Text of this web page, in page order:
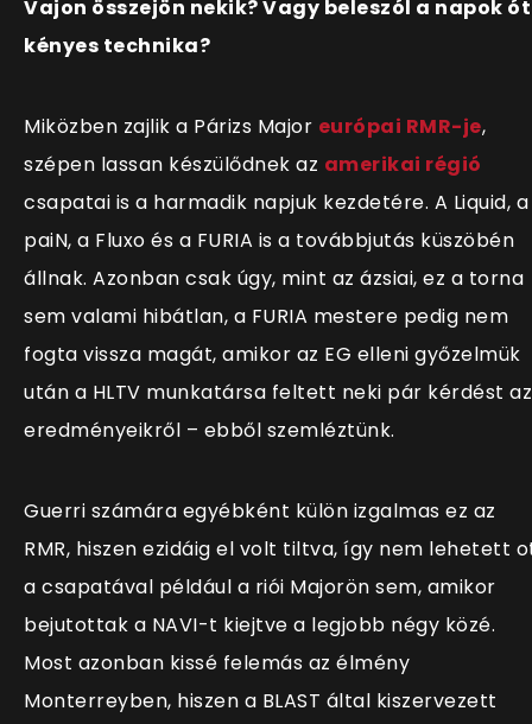
Vajon összejön nekik? Vagy beleszól a napok
kényes technika?
Miközben zajlik a Párizs Major európai RMR-je,
szépen lassan készülődnek az amerikai régió
csapatai is a harmadik napjuk kezdetére. A Liquid, a
paiN, a Fluxo és a FURIA is a továbbjutás küszöbén
állnak. Azonban csak úgy, mint az ázsiai, ez a torna
sem valami hibátlan, a FURIA mestere pedig nem
fogta vissza magát, amikor az EG elleni győzelmük
után a HLTV munkatársa feltett neki pár kérdést az
eredményeikről – ebből szemléztünk.
Guerri számára egyébként külön izgalmas ez az
RMR, hiszen ezidáig el volt tiltva, így nem lehetett
a csapatával például a riói Majorön sem, amikor
bejutottak a NAVI-t kiejtve a legjobb négy közé.
Most azonban kissé felemás az élmény
Monterreyben, hiszen a BLAST által kiszervezett